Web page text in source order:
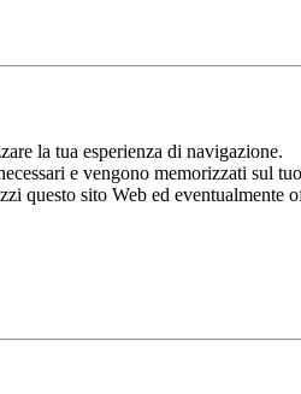
la tua esperienza di navigazione.
e vengono memorizzati sul
questo sito Web ed